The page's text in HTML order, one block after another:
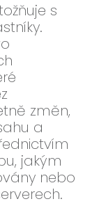
s
změn,
a
jakým
nebo